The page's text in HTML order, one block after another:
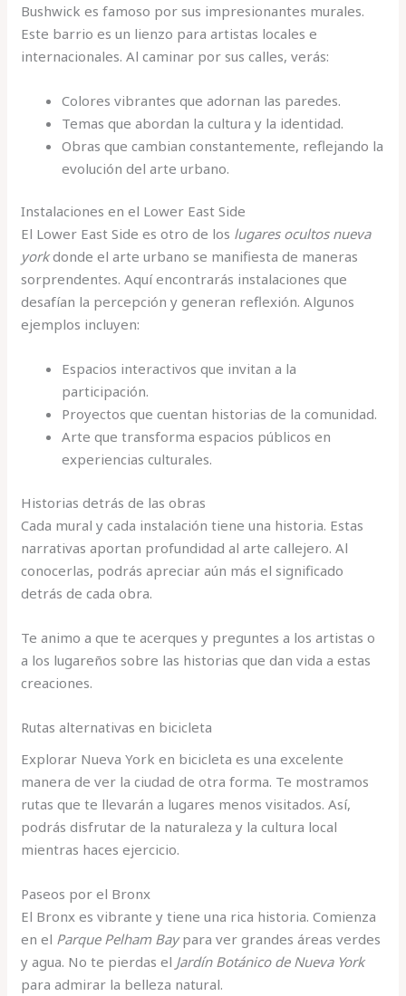
Bushwick es famoso por sus impresionantes murales.
Este barrio es un lienzo para artistas locales e
internacionales. Al caminar por sus calles, verás:
Colores vibrantes que adornan las paredes.
Temas que abordan la cultura y la identidad.
Obras que cambian constantemente, reflejando la
evolución del arte urbano.
Instalaciones en el Lower East Side
El Lower East Side es otro de los lugares ocultos nueva
yorkdonde el arte urbano se manifiesta de maneras
sorprendentes. Aquí encontrarás instalaciones que
desafían la percepción y generan reflexión. Algunos
ejemplos incluyen:
Espacios interactivos que invitan a la
participación.
Proyectos que cuentan historias de la comunidad.
Arte que transforma espacios públicos en
experiencias culturales.
Historias detrás de las obras
Cada mural y cada instalación tiene una historia. Estas
narrativas aportan profundidad al arte callejero. Al
conocerlas, podrás apreciar aún más el significado
detrás de cada obra.
Te animo a que te acerques y preguntes a los artistas o
a los lugareños sobre las historias que dan vida a estas
creaciones.
Rutas alternativas en bicicleta
Explorar Nueva York en bicicleta es una excelente
manera de ver la ciudad de otra forma. Te mostramos
rutas que te llevarán a lugares menos visitados. Así,
podrás disfrutar de la naturaleza y la cultura local
mientras haces ejercicio.
Paseos por el Bronx
El Bronx es vibrante y tiene una rica historia. Comienza
en el Parque Pelham Baypara ver grandes áreas verdes
y agua. No te pierdas el Jardín Botánico de Nueva York
para admirar la belleza natural.